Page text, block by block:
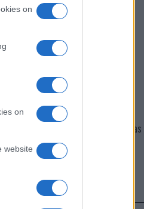
on
on
website
I nostri cari
Giovannimaria Cabras